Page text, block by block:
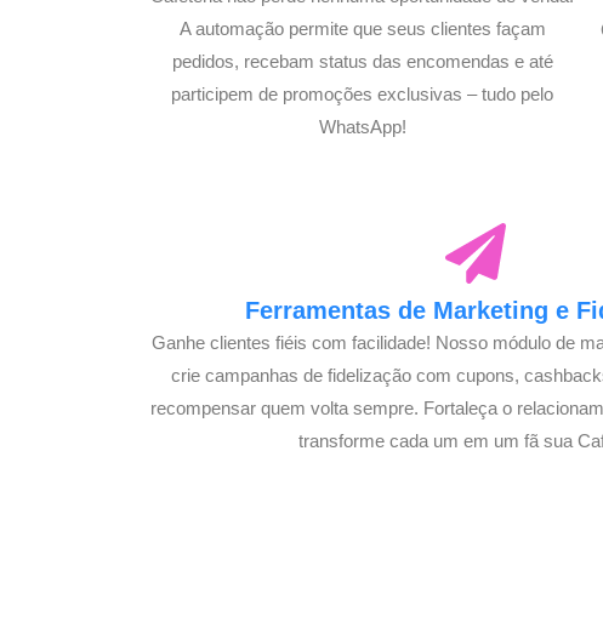
A automação permite que seus clientes façam
pedidos, recebam status das encomendas e até
participem de promoções exclusivas – tudo pelo
WhatsApp!
Ferramentas de Marketing e
Ganhe clientes fiéis com facilidade! Nosso módulo de
crie campanhas de fidelização com cupons,
recompensar quem volta sempre. Fortaleça o
transforme cada um em um fã sua